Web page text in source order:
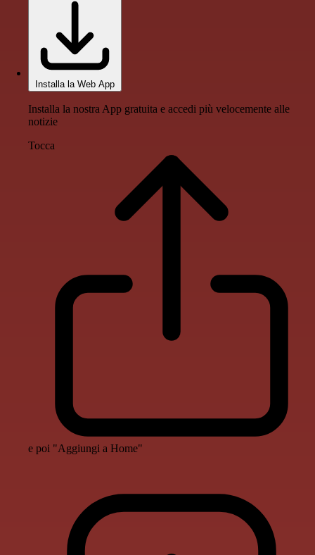
Installa la Web App
Installa la nostra App gratuita e accedi più velocemente alle
notizie
Tocca
e poi "Aggiungi a Home"